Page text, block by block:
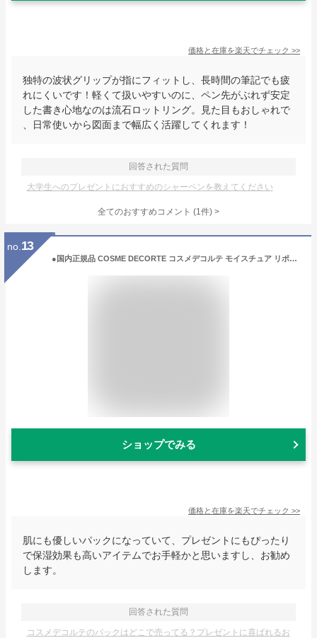
価格と在庫を楽天でチェック >>
独特の波状グリップが指にフィットし、長時間の筆記でも疲
れにくいです！軽くて扱いやすいのに、ペン先がぶれず安定
した書き心地なのは流石ロットリング。見た目もおしゃれで
、日常使いから図面まで幅広く活躍してくれます！
回答された質問
大学生へのプレゼントにおすすめのシャーペンを教えてください
全てのおすすめコメント (1件) >
no. 13
●国内正規品 COSME DECORTE コスメデコルテ モイスチュア リポソーム マスク / 20ml×6枚入 化粧品 スキンケア コスメ メイク 誕生日 記念日 母の日 プレゼント ギフト 彼女 妻 母 女性 人気 ご褒美 忘年会 20代 30代 40代 50代 クリスマス
ショップでみる
価格と在庫を楽天でチェック >>
肌にも優しいパックになっていて、プレゼントにもぴったり
で保湿効果も高いアイテムでお手軽かと思いますし、お勧め
します。
回答された質問
コスメデコルテのパックはどこで売ってる？プレゼントに喜ばれるお